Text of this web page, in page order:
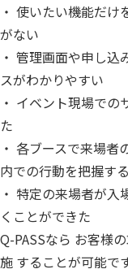
・ 使いたい機能だ
がない
・ 管理画面や申し
スがわかりやすい
・ イベント現場で
た
・ 各ブースで来場者
内での行動を把握す
・ 特定の来場者が
くことができた
Q-PASSなら お客様
施 することが可能です